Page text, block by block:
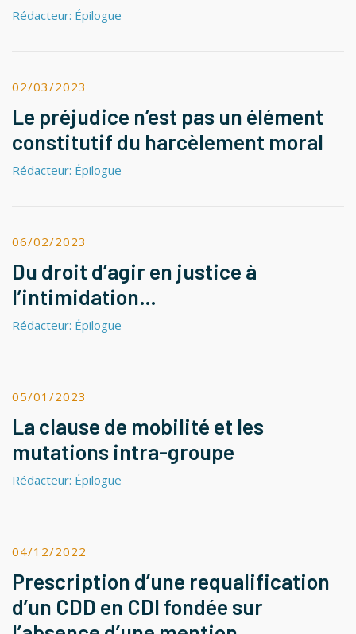
Rédacteur: Épilogue
02/03/2023
Le préjudice n’est pas un élément
constitutif du harcèlement moral
Rédacteur: Épilogue
06/02/2023
Du droit d’agir en justice à
l’intimidation…
Rédacteur: Épilogue
05/01/2023
La clause de mobilité et les
mutations intra-groupe
Rédacteur: Épilogue
04/12/2022
Prescription d’une requalification
d’un CDD en CDI fondée sur